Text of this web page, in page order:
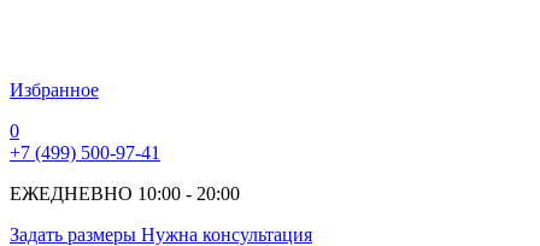
Избранное
0
+7 (499) 500-97-41
ЕЖЕДНЕВНО 10:00 - 20:00
Задать размеры Нужна консультация